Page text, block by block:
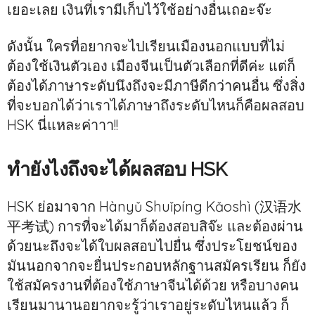
เยอะเลย เงินที่เรามีเก็บไว้ใช้อย่างอื่นเถอะจ๊ะ
ดังนั้น ใครที่อยากจะไปเรียนเมืองนอกแบบที่ไม่
ต้องใช้เงินตัวเอง เมืองจีนเป็นตัวเลือกที่ดีค่ะ แต่ก็
ต้องได้ภาษาระดับนึงถึงจะมีภาษีดีกว่าคนอื่น ซึ่งสิ่ง
ที่จะบอกได้ว่าเราได้ภาษาถึงระดับไหนก็คือผลสอบ
HSK นี่แหละค่าาา!!
ทำยังไงถึงจะได้ผลสอบ HSK
HSK ย่อมาจาก Hànyǔ Shuǐpíng Kǎoshì (汉语水
平考试) การที่จะได้มาก็ต้องสอบสิจ๊ะ และต้องผ่าน
ด้วยนะถึงจะได้ใบผลสอบไปยื่น ซึ่งประโยชน์ของ
มันนอกจากจะยื่นประกอบหลักฐานสมัครเรียน ก็ยัง
ใช้สมัครงานที่ต้องใช้ภาษาจีนได้ด้วย หรือบางคน
เรียนมานานอยากจะรู้ว่าเราอยู่ระดับไหนแล้ว ก็